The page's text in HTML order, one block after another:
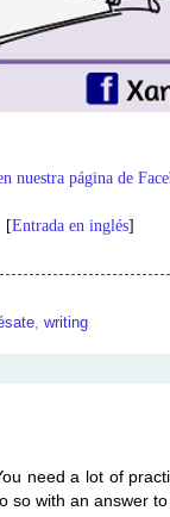
nuestra página de
[Entrada en inglés]
writing
need a lot of
so with an answer